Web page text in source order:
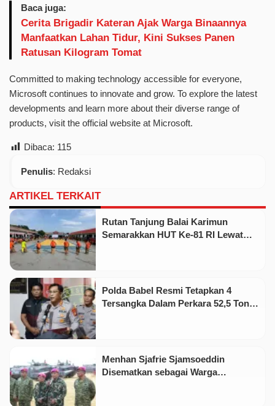
Baca juga:
Cerita Brigadir Kateran Ajak Warga Binaannya
Manfaatkan Lahan Tidur, Kini Sukses Panen
Ratusan Kilogram Tomat
Committed to making technology accessible for everyone,
Microsoft continues to innovate and grow. To explore the latest
developments and learn more about their diverse range of
products, visit the official website at Microsoft.
Dibaca: 115
Penulis: Redaksi
ARTIKEL TERKAIT
Rutan Tanjung Balai Karimun
Semarakkan HUT Ke-81 RI Lewat
Polda Babel Resmi Tetapkan 4
Tersangka Dalam Perkara 52,5 Ton
Menhan Sjafrie Sjamsoeddin
Disematkan sebagai Warga